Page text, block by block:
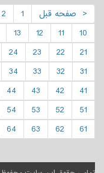
< صفحه قبل 1
2
10
11
12
13
21
22
23
24
31
32
33
34
41
42
43
44
51
52
53
54
61
62
63
64